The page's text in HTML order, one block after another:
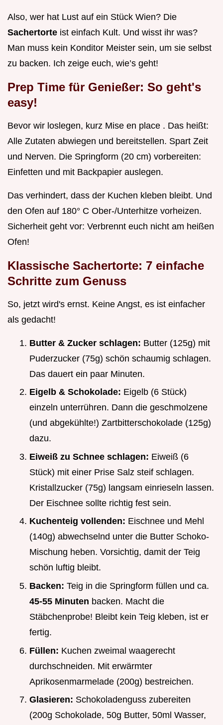
Also, wer hat Lust auf ein Stück Wien? Die
Sachertorte ist einfach Kult. Und wisst ihr was?
Man muss kein Konditor Meister sein, um sie selbst
zu backen. Ich zeige euch, wie’s geht!
Prep Time für Genießer: So geht's
easy!
Bevor wir loslegen, kurz Mise en place . Das heißt:
Alle Zutaten abwiegen und bereitstellen. Spart Zeit
und Nerven. Die Springform (20 cm) vorbereiten:
Einfetten und mit Backpapier auslegen.
Das verhindert, dass der Kuchen kleben bleibt. Und
den Ofen auf 180° C Ober-/Unterhitze vorheizen.
Sicherheit geht vor: Verbrennt euch nicht am heißen
Ofen!
Klassische Sachertorte: 7 einfache
Schritte zum Genuss
So, jetzt wird's ernst. Keine Angst, es ist einfacher
als gedacht!
Butter & Zucker schlagen: Butter (125g) mit
Puderzucker (75g) schön schaumig schlagen.
Das dauert ein paar Minuten.
Eigelb & Schokolade: Eigelb (6 Stück)
einzeln unterrühren. Dann die geschmolzene
(und abgekühlte!) Zartbitterschokolade (125g)
dazu.
Eiweiß zu Schnee schlagen: Eiweiß (6
Stück) mit einer Prise Salz steif schlagen.
Kristallzucker (75g) langsam einrieseln lassen.
Der Eischnee sollte richtig fest sein.
Kuchenteig vollenden: Eischnee und Mehl
(140g) abwechselnd unter die Butter Schoko-
Mischung heben. Vorsichtig, damit der Teig
schön luftig bleibt.
Backen: Teig in die Springform füllen und ca.
45-55 Minuten backen. Macht die
Stäbchenprobe! Bleibt kein Teig kleben, ist er
fertig.
Füllen: Kuchen zweimal waagerecht
durchschneiden. Mit erwärmter
Aprikosenmarmelade (200g) bestreichen.
Glasieren: Schokoladenguss zubereiten
(200g Schokolade, 50g Butter, 50ml Wasser,